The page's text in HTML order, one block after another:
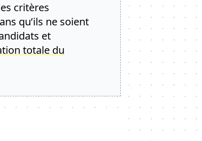
critères
qu’ils ne soient
et
totale du